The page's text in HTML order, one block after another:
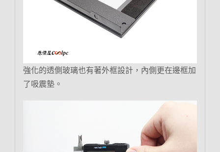
強化的透側玻璃也有著外框設計，內側更在邊框加
了吸震墊。